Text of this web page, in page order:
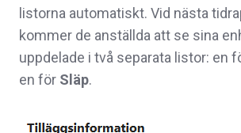
listorna automatiskt. Vid nästa
kommer de anställda att se sina
uppdelade i två separata listor: en
en för Släp.